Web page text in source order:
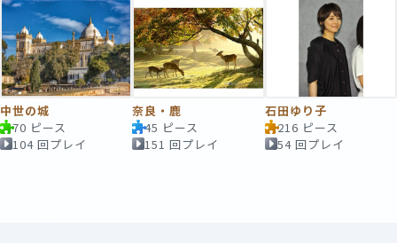
中世の城
70 ピース
104 回プレイ
奈良・鹿
45 ピース
151 回プレイ
石田ゆり子
216 ピース
54 回プレイ